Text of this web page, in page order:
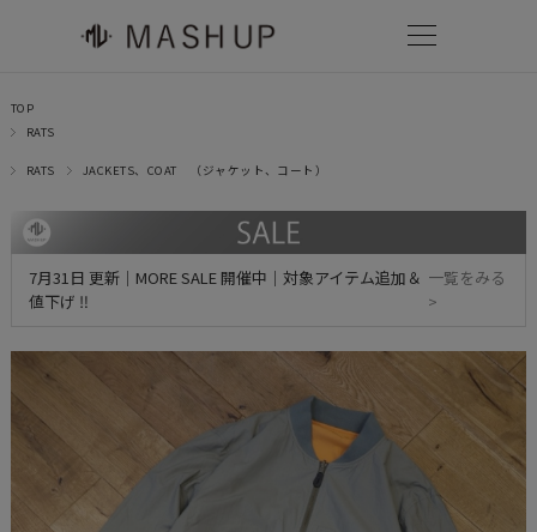
TOP
RATS
RATS JACKETS、COAT （ジャケット、コート）
7月31日 更新｜MORE SALE 開催中｜対象アイテム追加＆
値下げ ‼
一覧をみる
>